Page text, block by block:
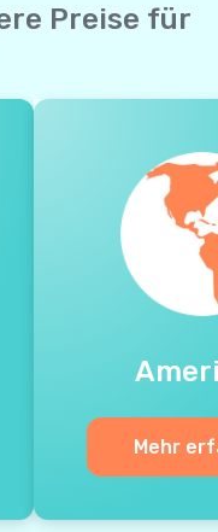
Preise für
Mehr